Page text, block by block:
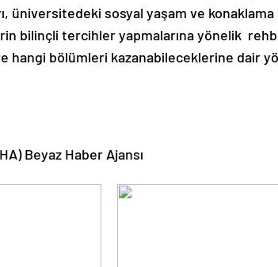
üniversitedeki sosyal yaşam ve
bilinçli tercihler yapmalarına yönelik
hangi bölümleri kazanabileceklerine dair
Beyaz Haber Ajansı